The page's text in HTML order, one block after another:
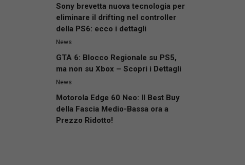
Sony brevetta nuova tecnologia per
eliminare il drifting nel controller
della PS6: ecco i dettagli
News
GTA 6: Blocco Regionale su PS5,
ma non su Xbox – Scopri i Dettagli
News
Motorola Edge 60 Neo: Il Best Buy
della Fascia Medio-Bassa ora a
Prezzo Ridotto!